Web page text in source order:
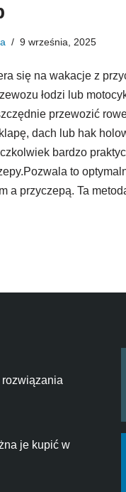
9 września, 2025
się na wakacje z
łodzi lub
przewozić
dach lub hak
bardzo
to
a przyczepą. Ta
rozwiązania
je kupić w